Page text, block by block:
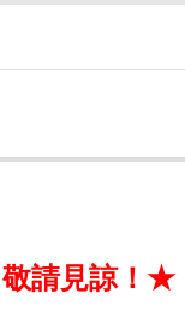
敬請見諒！★